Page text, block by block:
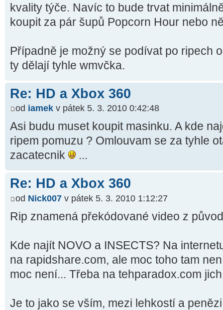
kvality týče. Navíc to bude trvat
koupit za pár šupů Popcorn Hour nebo
Případně je možný se podívat po ripech
ty dělají tyhle wmvčka.
Re: HD a Xbox 360
od iamek v pátek 5. 3. 2010 0:42:48
Asi budu muset koupit masinku. A kde
ripem pomuzu ? Omlouvam se za tyhle
zacatecnik
...
Re: HD a Xbox 360
od Nick007 v pátek 5. 3. 2010 1:12:27
Rip znamená překódované video z
Kde najít NOVO a INSECTS? Na
na rapidshare.com, ale moc toho tam
moc není... Třeba na tehparadox.com
Je to jako se vším, mezi lehkostí a